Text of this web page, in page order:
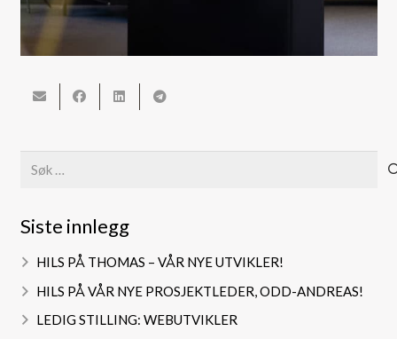
Siste innlegg
HILS PÅ THOMAS – VÅR NYE UTVIKLER!
HILS PÅ VÅR NYE PROSJEKTLEDER, ODD-ANDREAS!
LEDIG STILLING: WEBUTVIKLER